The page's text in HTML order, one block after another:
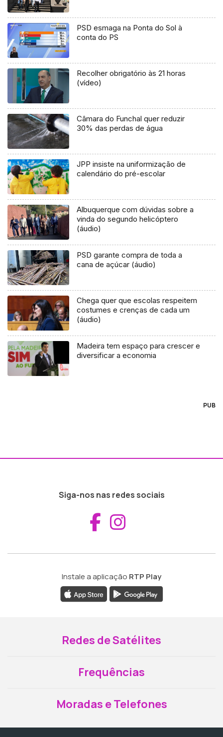
PSD esmaga na Ponta do Sol à
conta do PS
Recolher obrigatório às 21 horas
(vídeo)
Câmara do Funchal quer reduzir
30% das perdas de água
JPP insiste na uniformização de
calendário do pré-escolar
Albuquerque com dúvidas sobre a
vinda do segundo helicóptero
(áudio)
PSD garante compra de toda a
cana de açúcar (áudio)
Chega quer que escolas respeitem
costumes e crenças de cada um
(áudio)
Madeira tem espaço para crescer e
diversificar a economia
PUB
Siga-nos nas redes sociais
Aceder ao
Instale a aplicação RTP Play
Redes de Satélites
Frequências
Moradas e Telefones